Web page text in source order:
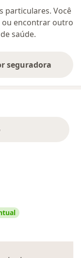
particulares. Você
ou encontrar outro
saúde.
seguradora